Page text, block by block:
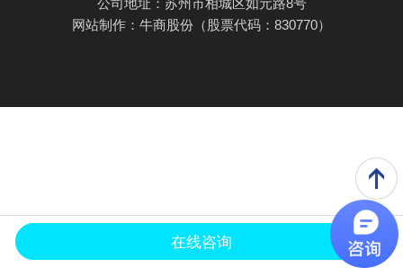
网站制作： 牛商股份 （股票代码：830770）
产品中心 应用案例 关于合泉
在线咨询